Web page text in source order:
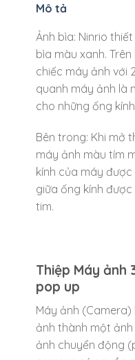
Mô tả
Ảnh bìa: Ninrio
bìa màu xanh.
chiếc máy ảnh với
quanh máy ảnh là
cho những ống
Bên trong: Khi mở
máy ảnh màu tím
kính của máy
giữa ống kính
tim.
Thiệp Máy ảnh
pop up
Máy ảnh
ảnh thành một
ảnh chuyển động